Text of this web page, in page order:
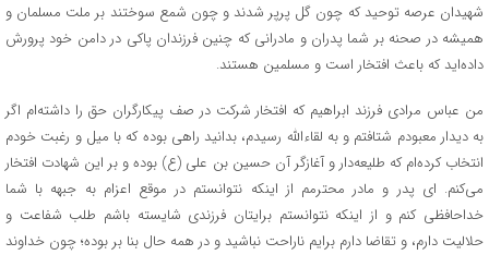
شهیدان عرصه توحید که چون گل پرپر شدند و چون شمع سوختند بر ملت مسلمان و
همیشه در صحنه بر شما پدران و مادرانی که چنین فرزندان پاکی در دامن خود پرورش
داده‌اید که باعث افتخار است و مسلمین هستند.
من عباس مرادی فرزند ابراهیم که افتخار شرکت در صف پیکارگران حق را داشته‌ام اگر
به دیدار معبودم شتافتم و به لقاءالله رسیدم، بدانید راهی بوده که با میل و رغبت خودم
انتخاب کرده‌ام که طلیعه‌دار و آغازگر آن حسین بن علی (ع) بوده و بر این شهادت افتخار
می‌کنم. ای پدر و مادر محترمم از اینکه نتوانستم در موقع اعزام به جبهه با شما
خداحافظی کنم و از اینکه نتوانستم برایتان فرزندی شایسته باشم طلب شفاعت و
حلالیت دارم، و تقاضا دارم برایم ناراحت نباشید و در همه حال بنا بر بوده؛ چون خداوند